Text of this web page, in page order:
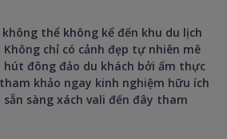
không thể không kể đến khu du lịch
Không chỉ có cảnh đẹp tự nhiên mê
đông đảo du khách bởi ẩm thực
khảo ngay kinh nghiệm hữu ích
sàng xách vali đến đây tham